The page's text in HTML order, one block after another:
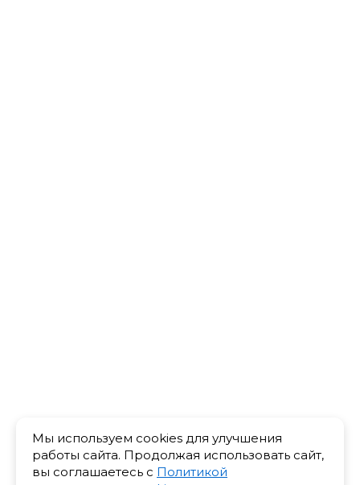
Мы используем cookies для улучшения
работы сайта. Продолжая использовать сайт,
вы соглашаетесь с Политикой